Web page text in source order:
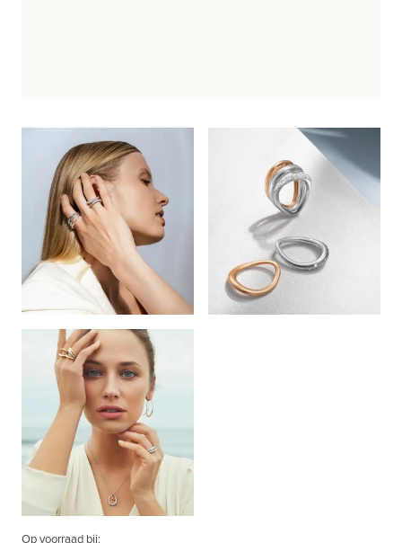
Op voorraad bij: